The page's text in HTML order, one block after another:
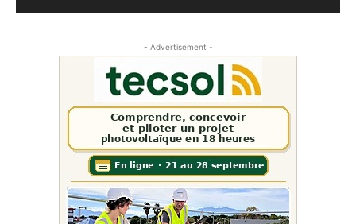
- Advertisement -